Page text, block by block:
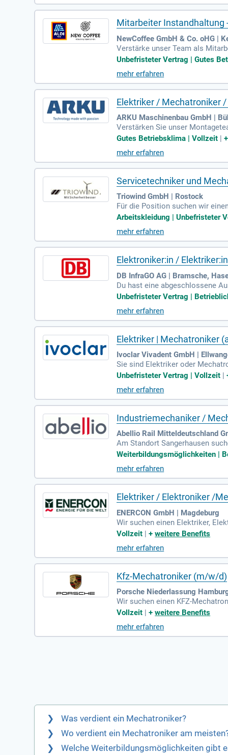
Mitarbeiter
NewCoffee GmbH & Co. oHG |
Verstärke unser Team als
triker oder Mechatroniker (m/w/
hne Frist und starte mit uns in
ung ist bei uns gefragt. Du
n Minuten und werde Teil
Unbefristeter Vertrag | Gutes
mehr erfahren
Elektriker / Mechatroniker
ARKU Maschinenbau GmbH |
Verstärken Sie unser
elektrische Anlagen gemäß
an unseren Anlagen als auch
nden zeitnah zu bedienen.
Gutes Betriebsklima | Vollzeit |
mehr erfahren
Servicetechniker und
Triowind GmbH | Rostock
Für die Position suchen wir
öhentauglichkeit und
ng sind wichtig, um mit neuen
hnische Inhalte klar zu
Arbeitskleidung | Unbefristeter
mehr erfahren
Elektroniker:in /
DB InfraGO AG | Bramsche,
Du hast eine abgeschlossene
Rufbereitschaft, die alle 4-5
higkeit und Flexibilität zeichnen
ichenmechaniker:innen sind
b dich jetzt und werde Teil
Unbefristeter Vertrag |
mehr erfahren
Elektriker | Mechatroniker
Ivoclar Vivadent GmbH |
Sie sind Elektriker oder
Betriebstechnik und
3.700 Mitarbeitenden. Wir
ntnisse sind erforderlich,
e Innovationen!
Unbefristeter Vertrag | Vollzeit |
mehr erfahren
Industriemechaniker /
Abellio Rail Mitteldeutschland
Am Standort Sangerhausen
erkstatt. In dieser Position sind
hen unsere moderne
ung in einem einschlägigen
Weiterbildungsmöglichkeiten |
mehr erfahren
Elektriker / Elektroniker /
ENERCON GmbH | Magdeburg
Wir suchen einen Elektriker,
atzleistungen. Zu deinen
chaft zu Schichtarbeit. Du
ße eine ausgewogene Work-
Vollzeit |+weitere Benefits
mehr erfahren
Kfz-Mechatroniker (m/w/d)
Porsche Niederlassung
Wir suchen einen KFZ-
en in der Diagnose, Elektrik/
mit einem klaren Fokus auf
uf deine Arbeit zu sein.
Vollzeit |+weitere Benefits
mehr erfahren
Was verdient ein Mechatroniker?
Wo verdient ein Mechatroniker am
Welche Weiterbildungsmöglichkeiten gibt